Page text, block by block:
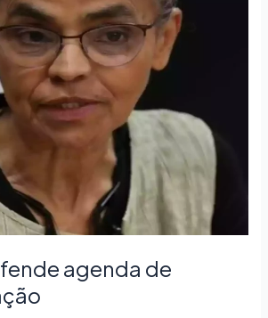
agenda de